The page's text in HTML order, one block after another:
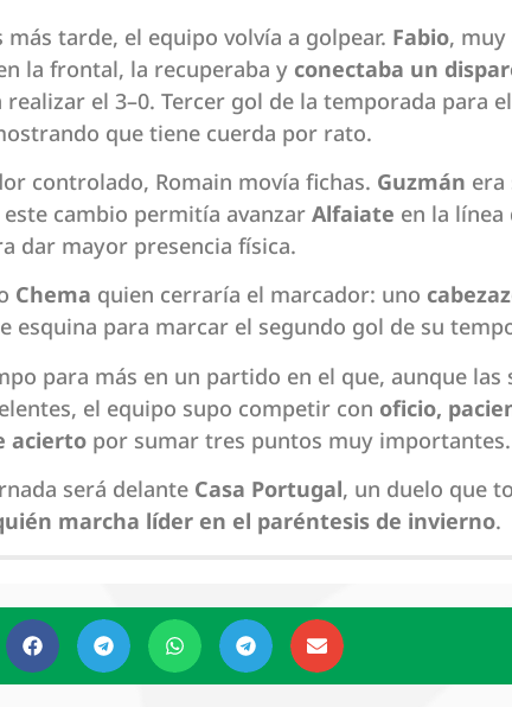
tarde, el equipo volvía a golpear. Fabio, muy
la frontal, la recuperaba y conectaba un
realizar el 3–0. Tercer gol de la temporada para
que tiene cuerda por rato.
controlado, Romain movía fichas. Guzmán era
este cambio permitía avanzar Alfaiate en la
dar mayor presencia física.
Chema quien cerraría el marcador: uno
esquina para marcar el segundo gol de su
para más en un partido en el que, aunque las
el equipo supo competir con oficio,
acierto por sumar tres puntos muy importantes.
será delante Casa Portugal, un duelo que
marcha líder en el paréntesis de invierno.